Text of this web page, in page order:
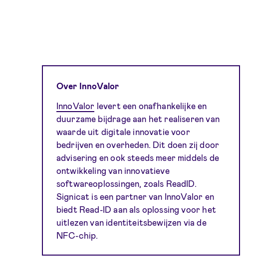
Over InnoValor
InnoValor levert een onafhankelijke en
duurzame bijdrage aan het realiseren van
waarde uit digitale innovatie voor
bedrijven en overheden. Dit doen zij door
advisering en ook steeds meer middels de
ontwikkeling van innovatieve
softwareoplossingen, zoals ReadID.
Signicat is een partner van InnoValor en
biedt Read-ID aan als oplossing voor het
uitlezen van identiteitsbewijzen via de
NFC-chip.